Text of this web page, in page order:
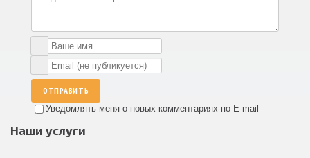
ОТПРАВИТЬ
Уведомлять меня о новых комментариях по E-mail
Наши услуги